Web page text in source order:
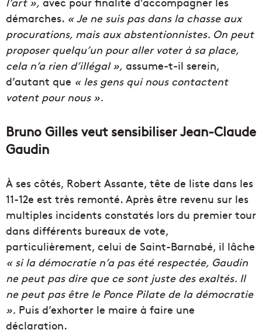
démarches. « Je ne suis pas dans la chasse aux
procurations, mais aux abstentionnistes. On peut
proposer quelqu’un pour aller voter à sa place,
cela n’a rien d’illégal », assume-t-il serein,
d’autant que « les gens qui nous contactent
votent pour nous ».
Bruno Gilles veut sensibiliser Jean-Claude
Gaudin
À ses côtés, Robert Assante, tête de liste dans les
11-12e est très remonté. Après être revenu sur les
multiples incidents constatés lors du premier tour
dans différents bureaux de vote,
particulièrement, celui de Saint-Barnabé, il lâche
« si la démocratie n’a pas été respectée, Gaudin
ne peut pas dire que ce sont juste des exaltés. Il
ne peut pas être le Ponce Pilate de la démocratie
». Puis d’exhorter le maire à faire une
déclaration.